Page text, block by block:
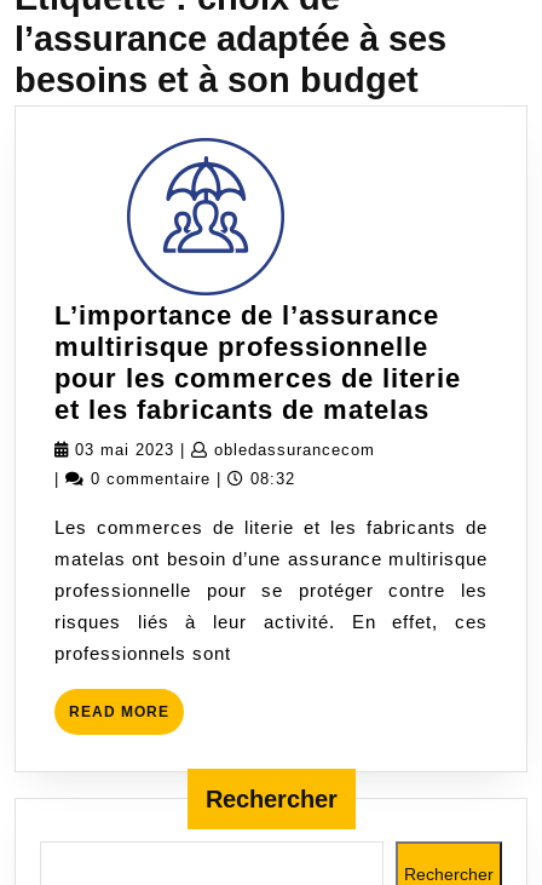
l’assurance adaptée à ses
besoins et à son budget
L’importance de l’assurance
multirisque professionnelle
pour les commerces de literie
et les fabricants de matelas
pour
les
matelas
03 mai 2023 03
mai
obledassurancecom
0 commentaire 08:32
Les commerces de literie et les fabricants de
matelas ont besoin d’une assurance multirisque
professionnelle pour se protéger contre les
risques liés à leur activité. En effet, ces
professionnels sont
READ MORE READ
MORE
Rechercher
Rechercher